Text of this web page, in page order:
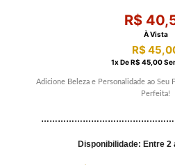
R$
À Vista
R$
1X DeR$ 45,00
Adicione Beleza e Personalidade ao Seu
Perfeita!
Disponibilidade: Entre 2